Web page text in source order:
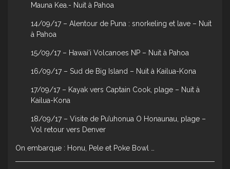
Mauna Kea.- Nuit à Pahoa
14/09/17 – Alentour de Puna : snorkeling et lave – Nuit
à Pahoa
15/09/17 – Hawai’i Volcanoes NP – Nuit à Pahoa
16/09/17 – Sud de Big Island – Nuit à Kailua-Kona
17/09/17 – Kayak vers Captain Cook, plage – Nuit à
Kailua-Kona
18/09/17 – Visite de Pu’uhonua O Honaunau, plage –
Vol retour vers Denver
On embarque : Honu, Pele et Poke Bowl …